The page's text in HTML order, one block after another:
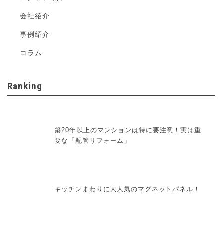
会社紹介
事例紹介
コラム
Ranking
築20年以上のマンションは特に要注意！実は重
要な「配管リフォーム」
キッチンまわりに大人気のマグネットパネル！